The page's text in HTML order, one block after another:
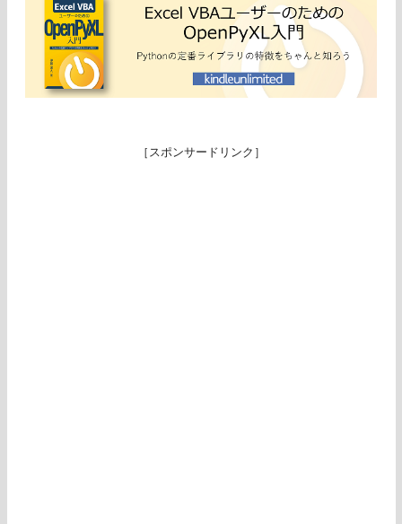
［スポンサードリンク］